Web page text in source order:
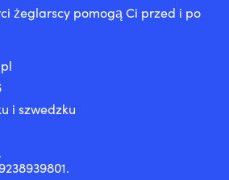
żeglarscy pomogą Ci przed i po
i szwedzku